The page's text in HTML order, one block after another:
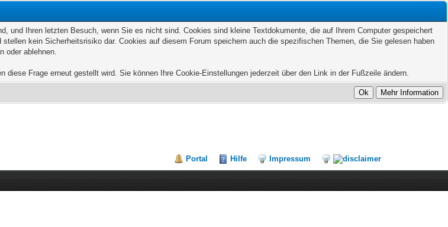
und Ihren letzten Besuch, wenn Sie es nicht sind. Cookies sind kleine Textdokumente, die auf Ihrem Computer gespeichert
kein Sicherheitsrisiko dar. Cookies auf diesem Forum speichern auch die spezifischen Themen, die Sie gelesen haben
oder ablehnen.
Frage erneut gestellt wird. Sie können Ihre Cookie-Einstellungen jederzeit über den Link in der Fußzeile ändern.
Portal Hilfe Impressum